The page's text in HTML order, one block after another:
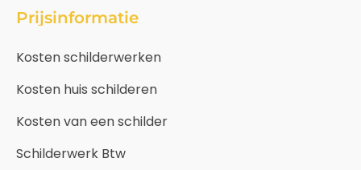
Prijsinformatie
Kosten schilderwerken
Kosten huis schilderen
Kosten van een schilder
Schilderwerk Btw